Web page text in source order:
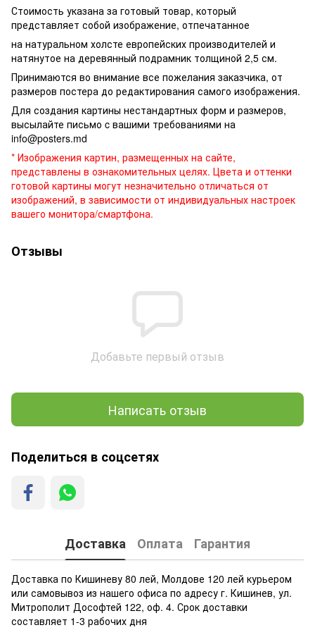
Стоимость указана за готовый товар, который
представляет собой изображение, отпечатанное
на натуральном холсте европейских производителей и
натянутое на деревянный подрамник толщиной 2,5 см.
Принимаются во внимание все пожелания заказчика, от
размеров постера до редактирования самого изображения.
Для создания картины нестандартных форм и размеров,
высылайте письмо c вашими требованиями на
info@posters.md
* Изображения картин, размещенных на сайте,
представлены в ознакомительных целях. Цвета и оттенки
готовой картины могут незначительно отличаться от
изображений, в зависимости от индивидуальных настроек
вашего монитора/смартфона.
Отзывы
Добавьте первый отзыв
Написать отзыв
Поделиться в соцсетях
Доставка Оплата Гарантия
Доставка по Кишиневу 80 лей, Молдове 120 лей курьером
или самовывоз из нашего офиса по адресу г. Кишинев, ул.
Митрополит Дософтей 122, оф. 4. Срок доставки
составляет 1-3 рабочих дня